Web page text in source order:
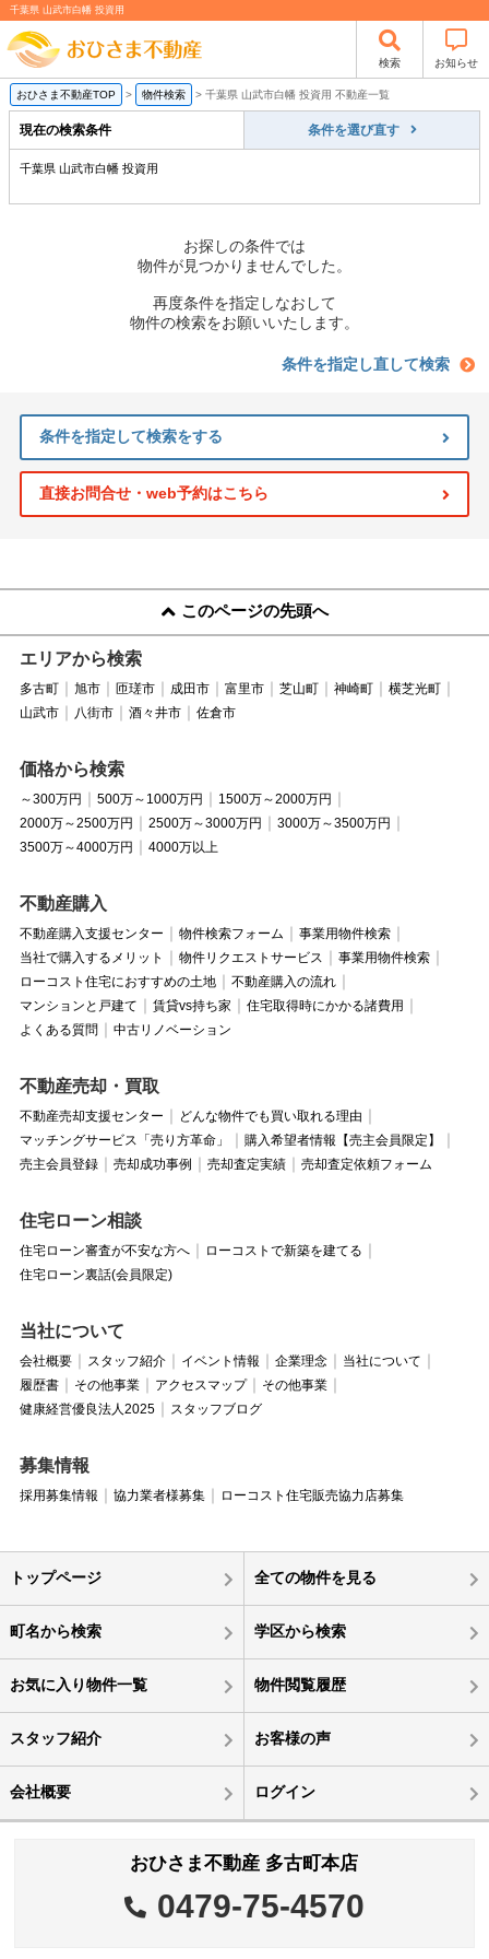
千葉県 山武市白幡 投資用
検索 お知らせ
おひさま不動産TOP > 物件検索 > 千葉県 山武市白幡 投資用 不動産一覧
現在の検索条件 条件を選び直す
千葉県 山武市白幡 投資用
お探しの条件では
物件が見つかりませんでした。
再度条件を指定しなおして
物件の検索をお願いいたします。
条件を指定し直して検索
条件を指定して検索をする
直接お問合せ・web予約はこちら
このページの先頭へ
エリアから検索
多古町 旭市 匝瑳市 成田市 富里市 芝山町 神崎町
横芝光町
山武市
八街市 酒々井市 佐倉市
価格から検索
～300万円 500万～1000万円
1500万～2000万円
2000万～2500万円
2500万～3000万円
3000万～3500万円
3500万～4000万円
4000万以上
不動産購入
不動産購入支援センター 物件検索フォーム
事業用物件検索
当社で購入するメリット
物件リクエストサービス
事業用物件検索
ローコスト住宅におすすめの土地
不動産購入の流れ
マンションと戸建て
賃貸vs持ち家
住宅取得時にかかる諸費用
よくある質問
中古リノベーション
不動産売却・買取
不動産売却支援センター
どんな物件でも買い取れる理由
マッチングサービス「売り方革命」
購入希望者情報【売主会員限定】
売主会員登録
売却成功事例 売却査定実績 売却査定依頼フォーム
住宅ローン相談
住宅ローン審査が不安な方へ
ローコストで新築を建てる
住宅ローン裏話(会員限定)
当社について
会社概要 スタッフ紹介 イベント情報 企業理念
当社について
履歴書
その他事業 アクセスマップ
その他事業
健康経営優良法人2025
スタッフブログ
募集情報
採用募集情報 協力業者様募集 ローコスト住宅販売協力店募集
トップページ 全ての物件を見る
町名から検索 学区から検索
お気に入り物件一覧 物件閲覧履歴
スタッフ紹介 お客様の声
会社概要 ログイン
おひさま不動産 多古町本店
0479-75-4570